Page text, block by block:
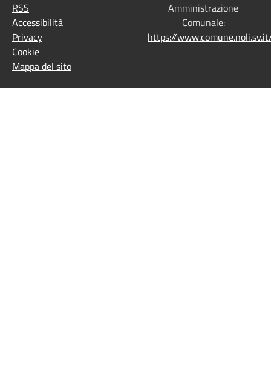
RSS
Accessibilità
Privacy
Cookie
Mappa del sito
Amministrazione
Comunale:
https://